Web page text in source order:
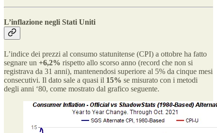
L’inflazione negli Stati Uniti
L’indice dei prezzi al consumo statunitense (CPI) a ottobre ha fatto
segnare un +6,2% rispetto allo scorso anno (record che non si
registrava da 31 anni), mantenendosi superiore al 5% da cinque mesi
consecutivi. Il dato sale a quasi il 15% se misurato con i metodi
degli anni ‘80, come mostrato dal grafico seguente.